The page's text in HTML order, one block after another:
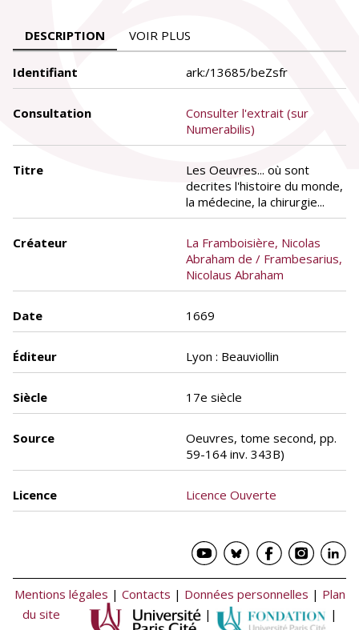
DESCRIPTION VOIR PLUS
Identifiant ark:/13685/beZsfr
Consultation
Consulter l'extrait (sur
Numerabilis)
Titre
Les Oeuvres... où sont
decrites l'histoire du monde,
la médecine, la chirurgie...
Créateur
La Framboisière, Nicolas
Abraham de / Frambesarius,
Nicolaus Abraham
Date 1669
Éditeur Lyon : Beauviollin
Siècle 17e siècle
Source
Oeuvres, tome second, pp.
59-164 inv. 343B)
Licence Licence Ouverte
Mentions légales | Contacts | Données personnelles | Plan
du site
| |